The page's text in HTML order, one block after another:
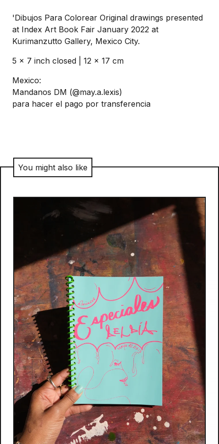
'Dibujos Para Colorear Original drawings presented
at Index Art Book Fair January 2022 at
Kurimanzutto Gallery, Mexico City.
5 x 7 inch closed | 12 x 17 cm
Mexico:
Mandanos DM (@may.a.lexis)
para hacer el pago por transferencia
You might also like